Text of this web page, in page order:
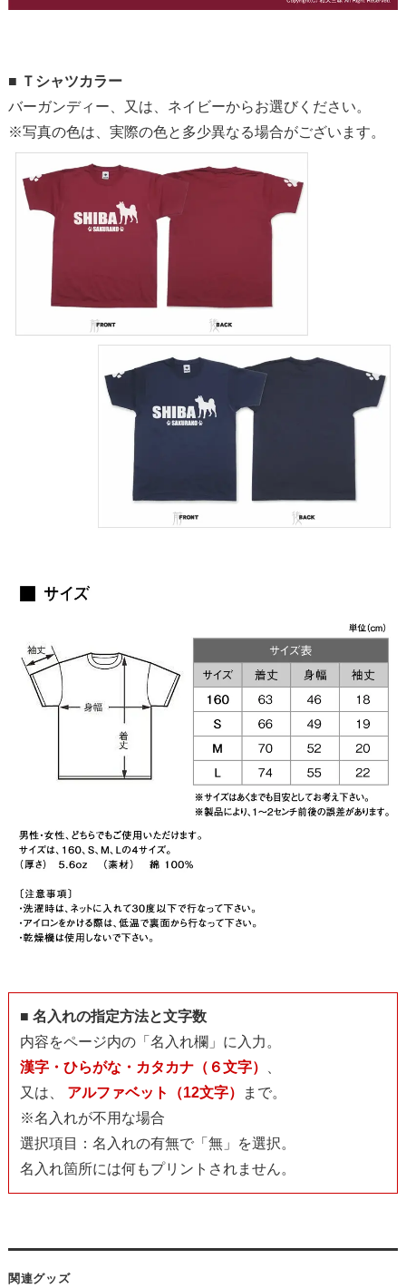
■ Ｔシャツカラー
バーガンディー、又は、ネイビーからお選びください。
※写真の色は、実際の色と多少異なる場合がございます。
■ 名入れの指定方法と文字数
内容をページ内の「名入れ欄」に入力。
漢字・ひらがな・カタカナ（６文字）
又は、 アルファベット（12文字）
まで。
※名入れが不用な場合
選択項目：名入れの有無で「無」を選択。
名入れ箇所には何もプリントされません。
関連グッズ